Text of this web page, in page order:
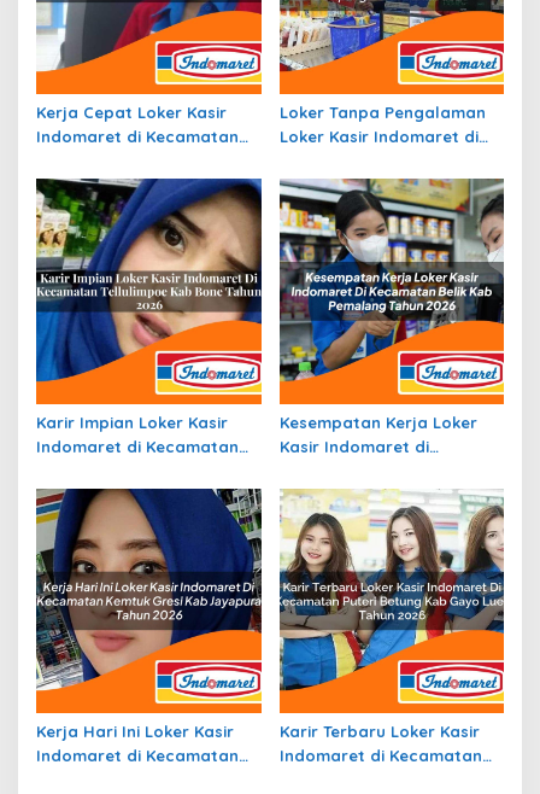
Kerja Cepat Loker Kasir
Indomaret di Kecamatan
2026
Loker Tanpa Pengalaman
Loker Kasir Indomaret di
Lampung Barat Tahun 2026
Karir Impian Loker Kasir
Indomaret di Kecamatan
Tahun 2026
Kesempatan Kerja Loker
Kasir Indomaret di
Pemalang Tahun 2026
Kerja Hari Ini Loker Kasir
Indomaret di Kecamatan
Karir Terbaru Loker Kasir
Indomaret di Kecamatan